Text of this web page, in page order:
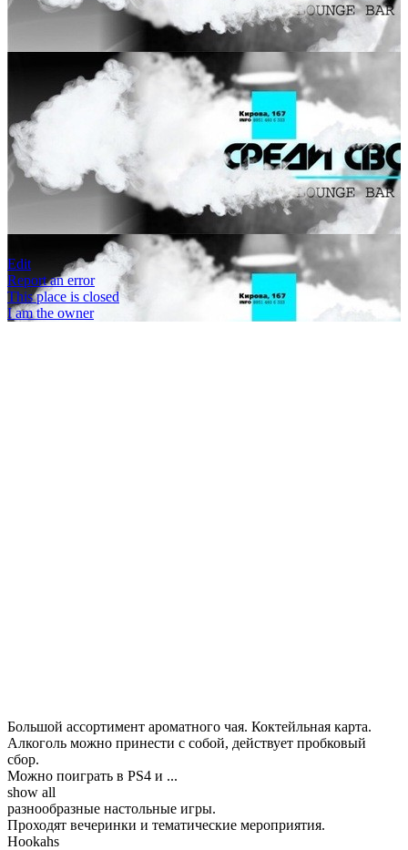
Edit
Report an error
This place is closed
I am the owner
Большой ассортимент ароматного чая. Коктейльная карта.
Алкоголь можно принести с собой, действует пробковый
сбор.
Можно поиграть в PS4 и ...
show all
разнообразные настольные игры.
Проходят вечеринки и тематические мероприятия.
Hookahs